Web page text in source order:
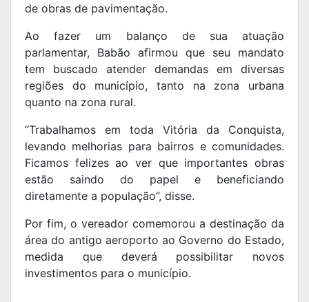
de obras de pavimentação.
Ao fazer um balanço de sua atuação
parlamentar, Babão afirmou que seu mandato
tem buscado atender demandas em diversas
regiões do município, tanto na zona urbana
quanto na zona rural.
“Trabalhamos em toda Vitória da Conquista,
levando melhorias para bairros e comunidades.
Ficamos felizes ao ver que importantes obras
estão saindo do papel e beneficiando
diretamente a população”, disse.
Por fim, o vereador comemorou a destinação da
área do antigo aeroporto ao Governo do Estado,
medida que deverá possibilitar novos
investimentos para o município.